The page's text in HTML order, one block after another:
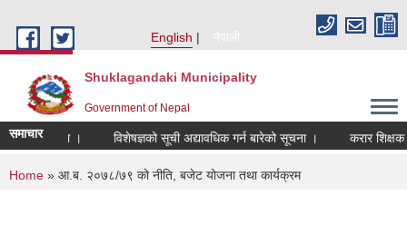
English
नेपाली
Shuklagandaki Municipality
Government of Nepal
समाचार
सूचना । विशेषज्ञको सूची अद्यावधिक गर्न बारेको सूचना । करार शिक्षक
You are here
Home » आ.ब. २०७८/७९ को नीति, बजेट योजना तथा कार्यक्रम